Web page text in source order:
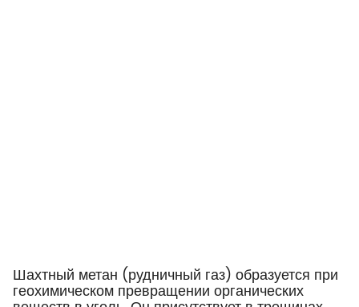
Шахтный метан (рудничный газ) образуется при
геохимическом превращении органических